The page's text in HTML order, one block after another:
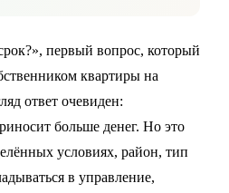
первый вопрос, который
квартиры на
ответ очевиден:
больше денег. Но это
условиях, район, тип
в управление,